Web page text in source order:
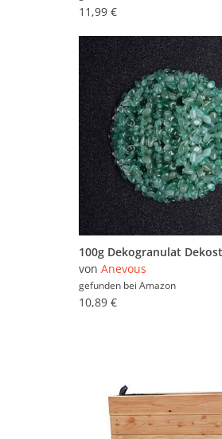
11,99 €
von Anevous
gefunden bei Amazon
10,89 €